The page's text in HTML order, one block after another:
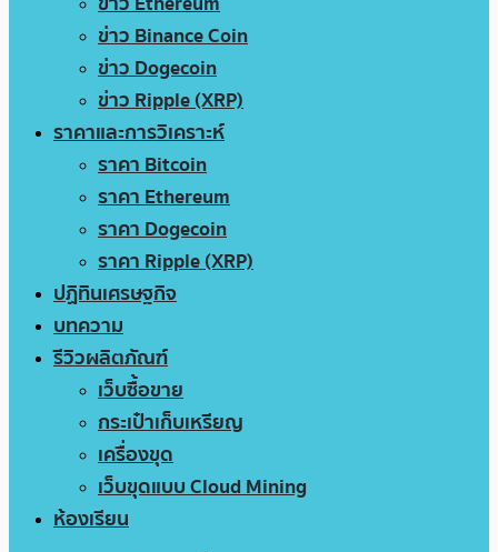
ข่าว Binance Coin
ข่าว Dogecoin
ข่าว Ripple (XRP)
ราคาและการวิเคราะห์
ราคา Bitcoin
ราคา Ethereum
ราคา Dogecoin
ราคา Ripple (XRP)
ปฏิทินเศรษฐกิจ
บทความ
รีวิวผลิตภัณฑ์
เว็บซื้อขาย
กระเป๋าเก็บเหรียญ
เครื่องขุด
เว็บขุดแบบ Cloud Mining
ห้องเรียน